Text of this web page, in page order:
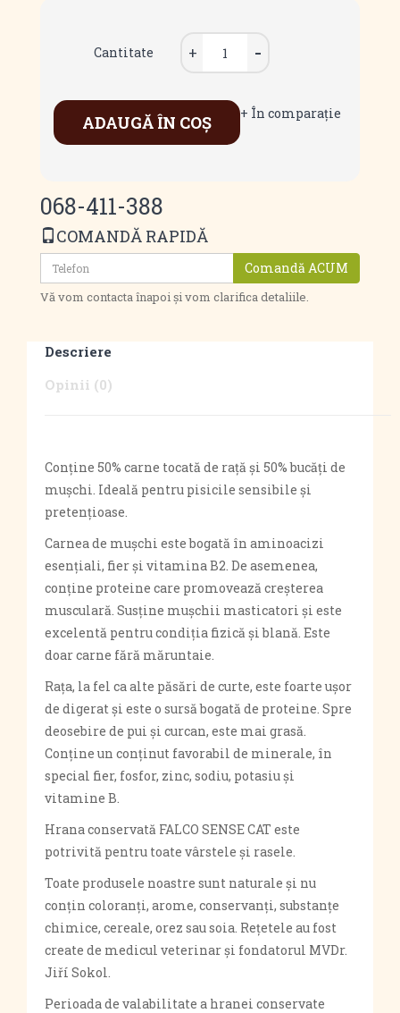
Cantitate
ADAUGĂ ÎN COŞ + În comparaţie
068-411-388
COMANDĂ RAPIDĂ
Comandă ACUM
Vă vom contacta înapoi și vom clarifica detaliile.
Descriere
Opinii (0)
Conține 50% carne tocată de rață și 50% bucăți de
mușchi. Ideală pentru pisicile sensibile și
pretențioase.
Carnea de mușchi este bogată în aminoacizi
esențiali, fier și vitamina B2. De asemenea,
conține proteine ​​care promovează creșterea
musculară. Susține mușchii masticatori și este
excelentă pentru condiția fizică și blană. Este
doar carne fără măruntaie.
Rața, la fel ca alte păsări de curte, este foarte ușor
de digerat și este o sursă bogată de proteine. Spre
deosebire de pui și curcan, este mai grasă.
Conține un conținut favorabil de minerale, în
special fier, fosfor, zinc, sodiu, potasiu și
vitamine B.
Hrana conservată FALCO SENSE CAT este
potrivită pentru toate vârstele și rasele.
Toate produsele noastre sunt naturale și nu
conțin coloranți, arome, conservanți, substanțe
chimice, cereale, orez sau soia. Rețetele au fost
create de medicul veterinar și fondatorul MVDr.
Jiří Sokol.
Perioada de valabilitate a hranei conservate